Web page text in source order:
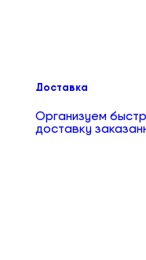
Доставка
Организуем
доставку